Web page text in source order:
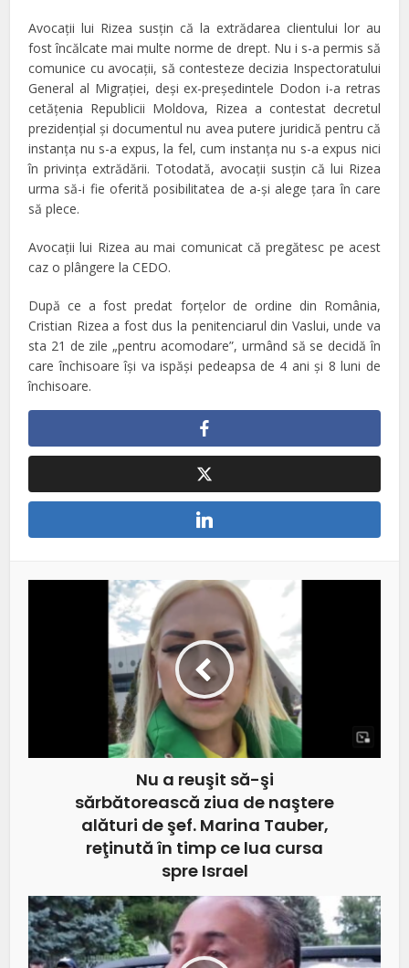
Avocaţii lui Rizea susţin că la extrădarea clientului lor au
fost încălcate mai multe norme de drept. Nu i s-a permis să
comunice cu avocaţii, să contesteze decizia Inspectoratului
General al Migraţiei, deşi ex-preşedintele Dodon i-a retras
cetăţenia Republicii Moldova, Rizea a contestat decretul
prezidenţial şi documentul nu avea putere juridică pentru că
instanţa nu s-a expus, la fel, cum instanţa nu s-a expus nici
în privinţa extrădării. Totodată, avocaţii susţin că lui Rizea
urma să-i fie oferită posibilitatea de a-şi alege ţara în care
să plece.
Avocaţii lui Rizea au mai comunicat că pregătesc pe acest
caz o plângere la CEDO.
După ce a fost predat forţelor de ordine din România,
Cristian Rizea a fost dus la penitenciarul din Vaslui, unde va
sta 21 de zile „pentru acomodare”, urmând să se decidă în
care închisoare îşi va ispăşi pedeapsa de 4 ani şi 8 luni de
închisoare.
Nu a reuşit să-şi
sărbătorească ziua de naştere
alături de şef. Marina Tauber,
reţinută în timp ce lua cursa
spre Israel